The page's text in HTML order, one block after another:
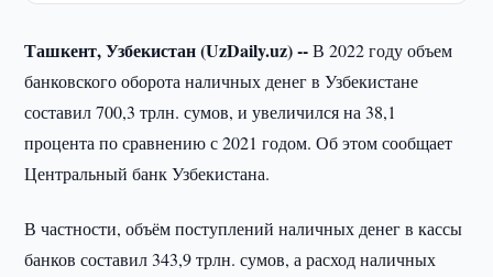
Ташкент, Узбекистан (UzDaily.uz) --В 2022 году объем
банковского оборота наличных денег в Узбекистане
составил 700,3 трлн. сумов, и увеличился на 38,1
процента по сравнению с 2021 годом. Об этом сообщает
Центральный банк Узбекистана.
В частности, объём поступлений наличных денег в кассы
банков составил 343,9 трлн. сумов, а расход наличных